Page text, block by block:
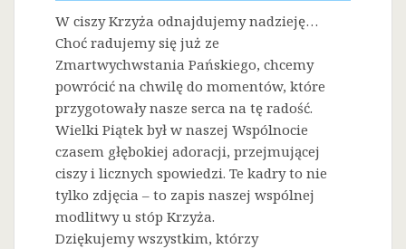
W ciszy Krzyża odnajdujemy nadzieję…
Choć radujemy się już ze
Zmartwychwstania Pańskiego, chcemy
powrócić na chwilę do momentów, które
przygotowały nasze serca na tę radość.
Wielki Piątek był w naszej Wspólnocie
czasem głębokiej adoracji, przejmującej
ciszy i licznych spowiedzi. Te kadry to nie
tylko zdjęcia – to zapis naszej wspólnej
modlitwy u stóp Krzyża.
Dziękujemy wszystkim, którzy